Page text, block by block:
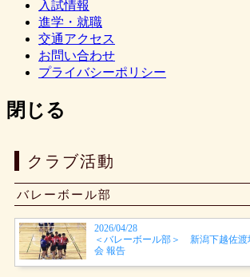
入試情報
進学・就職
交通アクセス
お問い合わせ
プライバシーポリシー
閉じる
クラブ活動
バレーボール部
2026/04/28
＜バレーボール部＞ 新潟下越佐渡
会 報告